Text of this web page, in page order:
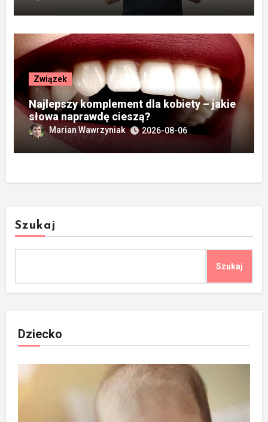
Związek
Najlepszy komplement dla kobiety – jakie
słowa naprawdę cieszą?
Marian Wawrzyniak 2026-08-06
Szukaj
Szukaj
Dziecko